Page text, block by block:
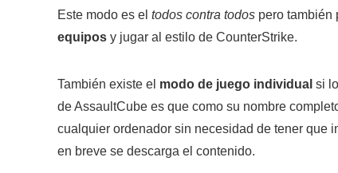
Este modo es el todos contra todos pero también
equipos y jugar al estilo de CounterStrike.
También existe el modo de juego individual si
de AssaultCube es que como su nombre
cualquier ordenador sin necesidad de tener que
en breve se descarga el contenido.